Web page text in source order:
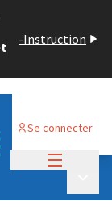
-Instruction
Se connecter